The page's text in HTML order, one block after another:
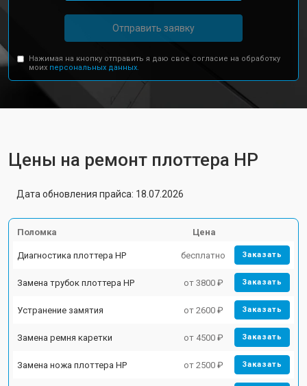
Отправить заявку
Нажимая на кнопку отправить я даю свое согласие на обработку
моих персональных данных.
Цены на ремонт плоттера HP
Дата обновления прайса: 18.07.2026
Поломка Цена
Диагностика плоттера HP бесплатно Заказать
Замена трубок плоттера HP от 3800 ₽ Заказать
Устранение замятия от 2600 ₽ Заказать
Замена ремня каретки от 4500 ₽ Заказать
Замена ножа плоттера HP от 2500 ₽ Заказать